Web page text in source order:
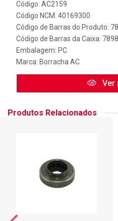
Código: AC2159
Código NCM: 40169300
Código de Barras do Produto:
Código de Barras da Caixa:
Embalagem: PC
Marca: Borracha AC
Ver
Produtos Relacionados